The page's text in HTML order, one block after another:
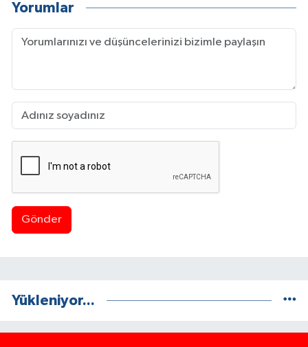
Yorumlar
Gönder
Yükleniyor...